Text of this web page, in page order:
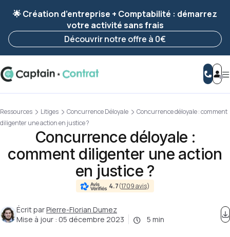
enregistrée 🚀
Reprendre ma démarche
🌟 Création d’entreprise + Comptabilité : démarrez
votre activité sans frais
Découvrir notre offre à 0€
Ressources Litiges Concurrence Déloyale
Concurrence déloyale : comment
diligenter une action en justice ?
Concurrence déloyale :
comment diligenter une action
en justice ?
4.7(1709 avis)
Écrit parPierre-Florian Dumez
Mise à jour : 05 décembre 2023 5 min